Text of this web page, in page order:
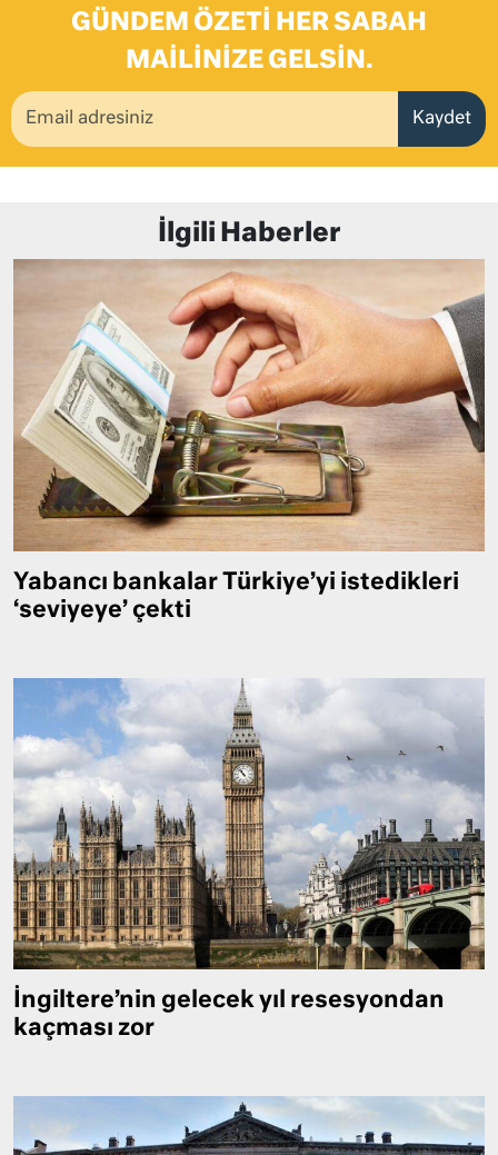
GÜNDEM ÖZETI HER SABAH
MAILINIZE GELSIN.
Kaydet
İlgili Haberler
Yabancı bankalar Türkiye’yi istedikleri
‘seviyeye’ çekti
İngiltere’nin gelecek yıl resesyondan
kaçması zor